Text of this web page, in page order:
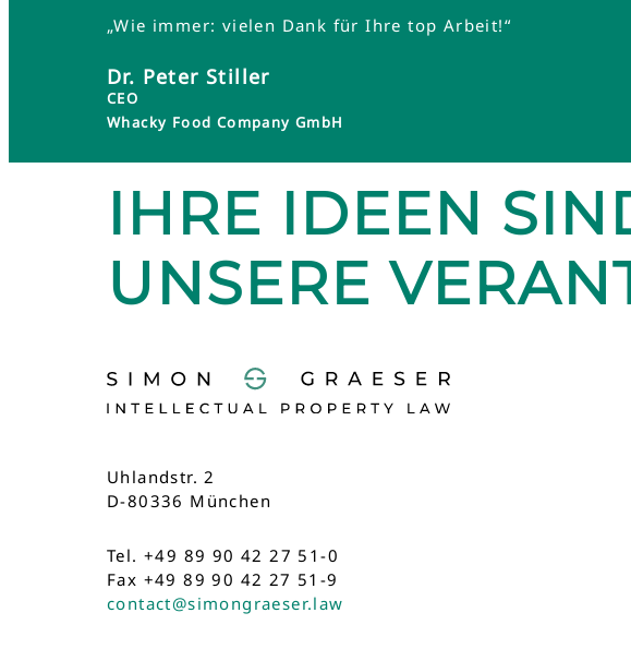
„Wie immer: vielen Dank für Ihre top Arbeit!“
Dr. Peter Stiller
CEO
Whacky Food Company GmbH
IHRE IDEEN
UNSERE
Uhlandstr. 2
D-80336 München
Tel. +49 89 90 42 27 51-0
Fax +49 89 90 42 27 51-9
contact@simongraeser.law